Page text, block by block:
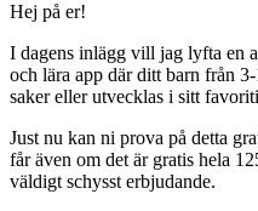
Hej på er!
I dagens inlägg vill jag lyfta en
och lära app där ditt barn från
saker eller utvecklas i sitt
Just nu kan ni prova på detta
får även om det är gratis hela
väldigt schysst erbjudande.